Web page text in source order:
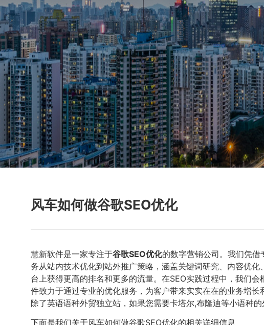
风车如何做谷歌SEO优化
慧新软件是一家专注于谷歌SEO优化的数字营销公司。我们凭
务从站内技术优化到站外推广策略，涵盖关键词研究、内容优
台上获得更高的排名和更多的流量。在SEO实践过程中，我们
件致力于通过专业的优化服务，为客户带来实实在在的业务增
除了英语语种外贸独立站，如果您需要卡塔尔,布隆迪等小语种的
下面是我们关于风车如何做谷歌SEO优化的相关详细信息